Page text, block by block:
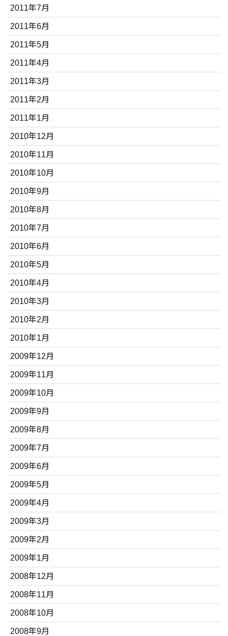
2011年7月
2011年6月
2011年5月
2011年4月
2011年3月
2011年2月
2011年1月
2010年12月
2010年11月
2010年10月
2010年9月
2010年8月
2010年7月
2010年6月
2010年5月
2010年4月
2010年3月
2010年2月
2010年1月
2009年12月
2009年11月
2009年10月
2009年9月
2009年8月
2009年7月
2009年6月
2009年5月
2009年4月
2009年3月
2009年2月
2009年1月
2008年12月
2008年11月
2008年10月
2008年9月